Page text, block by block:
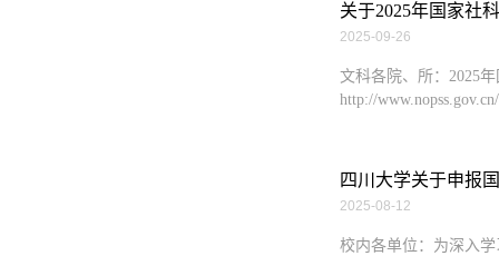
关于2025年国家社
2025-09-26
文科各院、所：2025
http://
四川大学关于申报
2025-08-12
校内各单位：为深入